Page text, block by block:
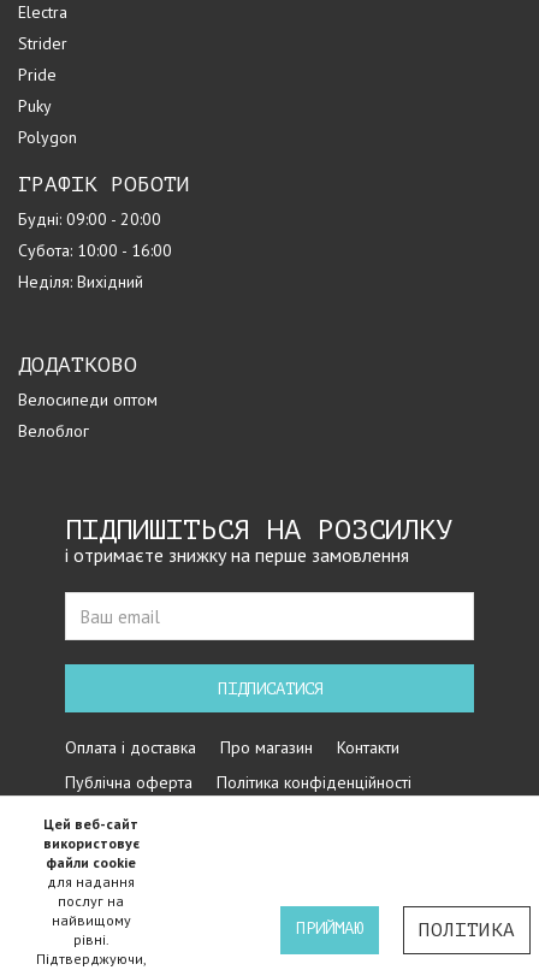
Electra
Strider
Pride
Puky
Polygon
ГРАФІК РОБОТИ
Будні: 09:00 - 20:00
Субота: 10:00 - 16:00
Неділя: Вихідний
ДОДАТКОВО
Велосипеди оптом
Велоблог
ПІДПИШІТЬСЯ НА РОЗСИЛКУ
і отримаєте знижку на перше замовлення
ПІДПИСАТИСЯ
Оплата і доставка Про магазин
Контакти
Публічна оферта
Політика конфіденційності
Iнтернет магазин велосипедів Cycles - 2015-2024 ©
Цей веб-сайт
використовує
файли cookie
для надання
послуг на
найвищому
рівні.
Підтверджуючи,
ПРИЙМАЮ ПОЛІТИКА